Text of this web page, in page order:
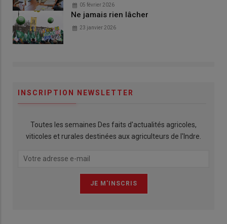
05 février 2026
Ne jamais rien lâcher
23 janvier 2026
INSCRIPTION NEWSLETTER
Toutes les semaines Des faits d'actualités agricoles,
viticoles et rurales destinées aux agriculteurs de l'Indre.